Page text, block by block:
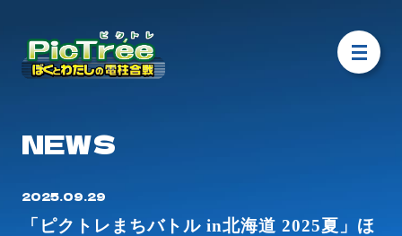
NEWS
2025.09.29
「ピクトレまちバトル in北海道 2025夏」ほ